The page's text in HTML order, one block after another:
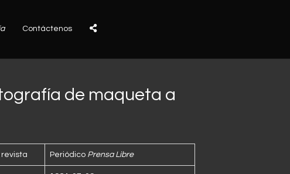
Contáctenos
de maqueta a
revista Periódico Prensa Libre